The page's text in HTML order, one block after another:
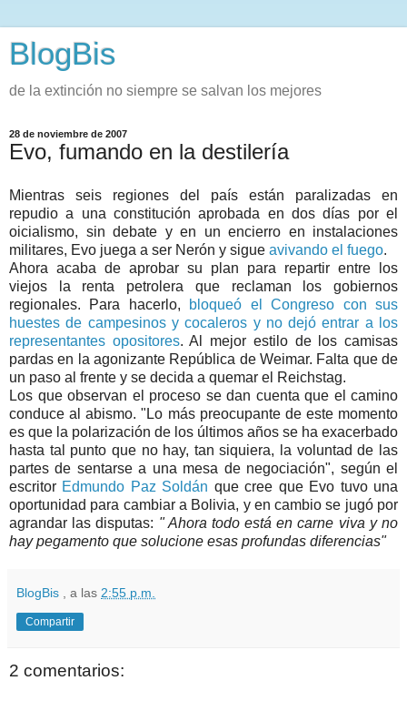
BlogBis
de la extinción no siempre se salvan los mejores
28 de noviembre de 2007
Evo, fumando en la destilería
Mientras seis regiones del país están paralizadas en
repudio a una constitución aprobada en dos días por el
oicialismo, sin debate y en un encierro en instalaciones
militares, Evo juega a ser Nerón y sigue avivando el fuego.
Ahora acaba de aprobar su plan para repartir entre los
viejos la renta petrolera que reclaman los gobiernos
regionales. Para hacerlo,
bloqueó el Congreso con sus
huestes de campesinos y cocaleros y no dejó entrar a los
representantes opositores. Al mejor estilo de los camisas
pardas en la agonizante República de Weimar. Falta que de
un paso al frente y se decida a quemar el Reichstag.
Los que observan el proceso se dan cuenta que el camino
conduce al abismo. "Lo más preocupante de este momento
es que la polarización de los últimos años se ha exacerbado
hasta tal punto que no hay, tan siquiera, la voluntad de las
partes de sentarse a una mesa de negociación", según el
escritor Edmundo Paz Soldán que cree que Evo tuvo una
oportunidad para cambiar a Bolivia, y en cambio se jugó por
agrandar las disputas: " Ahora todo está en carne viva y no
hay pegamento que solucione esas profundas diferencias"
BlogBis , a las 2:55 p.m.
Compartir
2 comentarios: